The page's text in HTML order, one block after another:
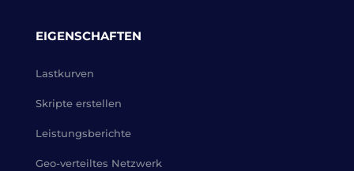
EIGENSCHAFTEN
Lastkurven
Skripte erstellen
Leistungsberichte
Geo-verteiltes Netzwerk